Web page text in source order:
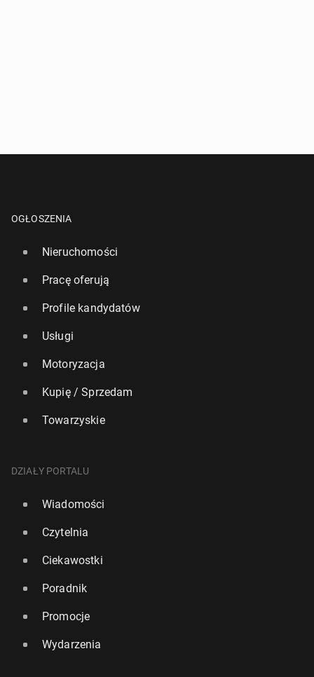
OGŁOSZENIA
Nieruchomości
Pracę oferują
Profile kandydatów
Usługi
Motoryzacja
Kupię / Sprzedam
Towarzyskie
DZIAŁY PORTALU
Wiadomości
Czytelnia
Ciekawostki
Poradnik
Promocje
Wydarzenia